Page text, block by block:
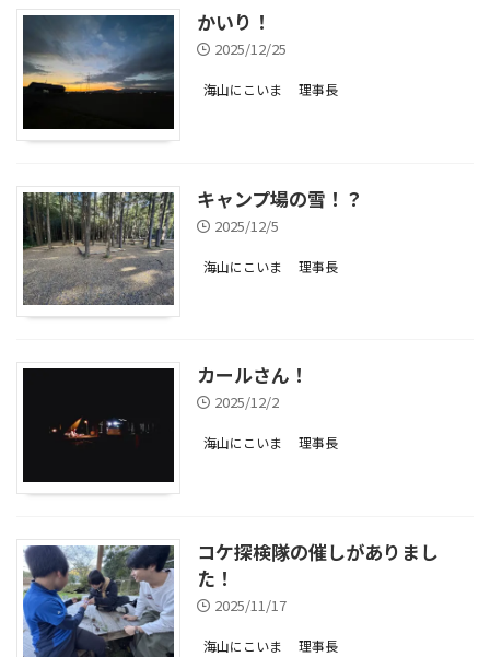
かいり！
2025/12/25
海山にこいま 理事長
キャンプ場の雪！？
2025/12/5
海山にこいま 理事長
カールさん！
2025/12/2
海山にこいま 理事長
コケ探検隊の催しがありまし
た！
2025/11/17
海山にこいま 理事長